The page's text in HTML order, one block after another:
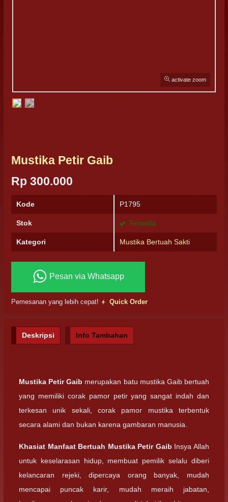
activate zoom
Mustika Petir Gaib
Rp 300.000
Kode P1795
Stok Tersedia
Kategori Mustika Bertuah Sakti
Pesan via Whatsapp
Pemesanan yang lebih cepat! Quick Order
Deskripsi Info Tambahan
Mustika Petir Gaib merupakan batu mustika Gaib bertuah
yang memiliki corak pamor petir yang sangat indah dan
terkesan unik sekali, corak pamor mustika terbentuk
secara alami dan bukan karena gambaran manusia.
Khasiat Manfaat Bertuah Mustika Petir Gaib Insya Allah
untuk keselarasan hidup, membuat pemilik selalu diberi
kelancaran rejeki, dipercaya orang banyak, mudah
mencapai puncak karir, mudah meraih jabatan,